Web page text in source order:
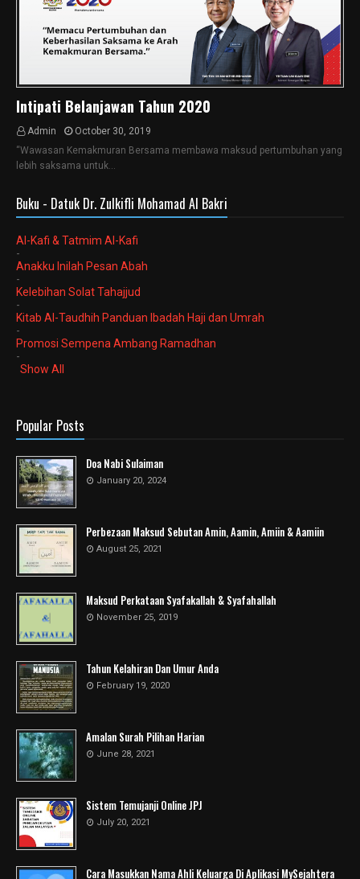
Intipati Belanjawan Tahun 2020
Admin
October 30, 2019
“Wawasan Kemakmuran Bersama membawa maksud pertumbuhan yang
lebih saksama untuk…
Buku - Datuk Dr. Zulkifli Mohamad Al Bakri
Al-Kafi & Tatmim Al-Kafi
-
Anakku Inilah Pesan Abah
-
Kelebihan Solat Tahajjud
-
Kitab Al-Taudhih Panduan Ibadah Haji dan Umrah
-
Promosi Sempena Ambang Ramadhan
-
Show All
Popular Posts
Doa Nabi Sulaiman
January 20, 2024
Perbezaan Maksud Sebutan Amin, Aamin, Amiin & Aamiin
August 25, 2021
Maksud Perkataan Syafakallah & Syafahallah
November 25, 2019
Tahun Kelahiran Dan Umur Anda
February 19, 2020
Amalan Surah Pilihan Harian
June 28, 2021
Sistem Temujanji Online JPJ
July 20, 2021
Cara Masukkan Nama Ahli Keluarga Di Aplikasi MySejahtera